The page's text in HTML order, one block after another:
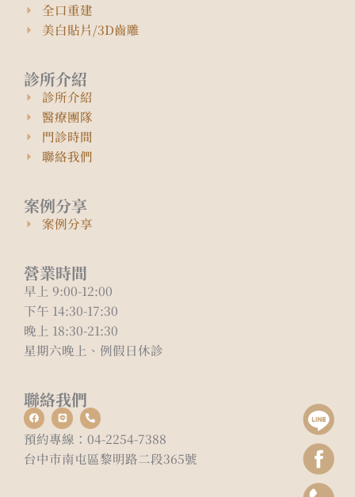
全口重建
美白貼片/3D齒雕
診所介紹
診所介紹
醫療團隊
門診時間
聯絡我們
案例分享
案例分享
營業時間
早上 9:00-12:00
下午 14:30-17:30
晚上 18:30-21:30
星期六晚上、例假日休診
聯絡我們
F
a
c
e
b
o
o
L
i
n
e
P
h
o
n
-
a
預約專線：04-2254-7388
台中市南屯區黎明路二段365號